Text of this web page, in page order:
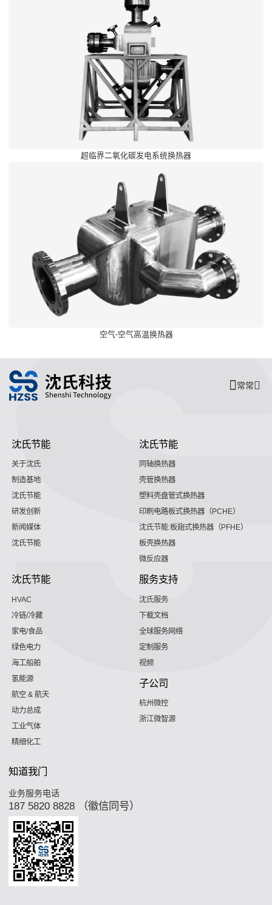
超临界二氧化碳发电系统换热器
空气-空气高温换热器
常常
沈氏节能
关于沈氏
制造基地
沈氏节能
研发创新
新闻媒体
沈氏节能
沈氏节能
同轴换热器
壳管换热器
塑料壳盘管式换热器
印刷电路板式换热器（PCHE）
沈氏节能:板翅式换热器（PFHE）
板壳换热器
微反应器
沈氏节能
HVAC
冷链/冷藏
家电/食品
绿色电力
海工船舶
氢能源
航空 & 航天
动力总成
工业气体
精细化工
服务支持
沈氏服务
下载文档
全球服务网络
定制服务
视频
子公司
杭州微控
浙江微智源
知道我门
业务服务电话
187 5820 8828 （徽信同号）